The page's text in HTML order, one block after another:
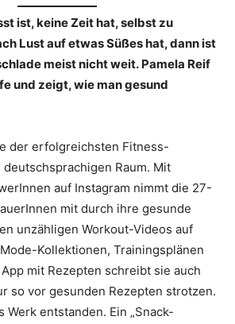
ist, keine Zeit hat, selbst zu
Lust auf etwas Süßes hat, dann ist
meist nicht weit. Pamela Reif
und zeigt, wie man gesund
der erfolgreichsten Fitness-
Raum. Mit
auf Instagram nimmt die 27-
mit durch ihre gesunde
unzähligen Workout-Videos auf
Kollektionen, Trainingsplänen
mit Rezepten schreibt sie auch
so vor gesunden Rezepten strotzen.
entstanden. Ein „Snack-